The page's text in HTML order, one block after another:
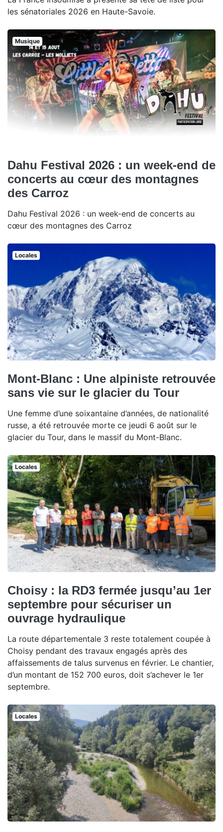
les sénatoriales 2026 en Haute-Savoie.
Musique
Dahu Festival 2026 : un week-end de
concerts au cœur des montagnes
des Carroz
Dahu Festival 2026 : un week-end de concerts au
cœur des montagnes des Carroz
Locales
Mont-Blanc : Une alpiniste retrouvée
sans vie sur le glacier du Tour
Une femme d’une soixantaine d’années, de nationalité
russe, a été retrouvée morte ce jeudi 6 août sur le
glacier du Tour, dans le massif du Mont-Blanc.
Locales
Choisy : la RD3 fermée jusqu’au 1er
septembre pour sécuriser un
ouvrage hydraulique
La route départementale 3 reste totalement coupée à
Choisy pendant des travaux engagés après des
affaissements de talus survenus en février. Le chantier,
d’un montant de 152 700 euros, doit s’achever le 1er
septembre.
Locales